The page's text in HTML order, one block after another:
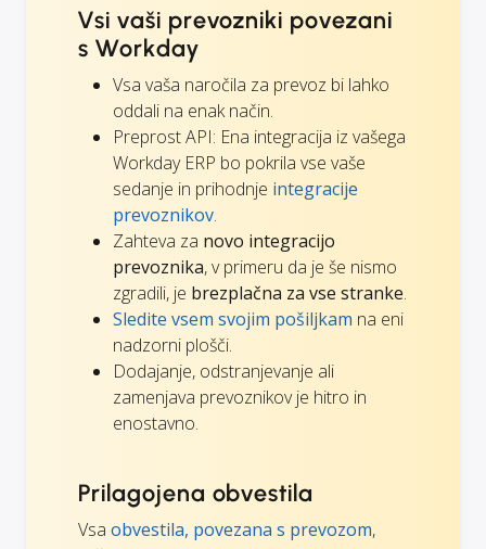
Vsi vaši prevozniki povezani
s Workday
Vsa vaša naročila za prevoz bi lahko
oddali na enak način.
Preprost API: Ena integracija iz vašega
Workday ERP bo pokrila vse vaše
sedanje in prihodnje integracije
prevoznikov.
Zahteva za novo integracijo
prevoznika, v primeru da je še nismo
zgradili, je brezplačna za vse stranke.
Sledite vsem svojim pošiljkam na eni
nadzorni plošči.
Dodajanje, odstranjevanje ali
zamenjava prevoznikov je hitro in
enostavno.
Prilagojena obvestila
Vsa obvestila, povezana s prevozom,